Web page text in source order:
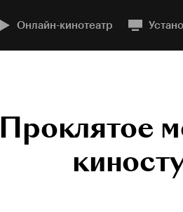
Онлайн-кинотеатр
Проклятое